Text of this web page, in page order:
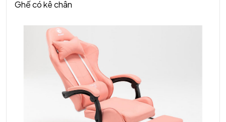
Ghế có kê chân